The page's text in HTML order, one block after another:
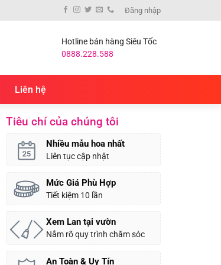
Đăng nhập
Hotline bán hàng Siêu Tốc
0888.228.588
Liên hệ
Tiêu chí của chúng tôi
Nhiều mẫu hoa nhất
Liên tục cập nhật
Mức Giá Phù Hợp
Tiết kiệm 10 lần
Xem Lan tại vườn
Nắm rõ quy trình chăm sóc
An Toàn & Uy Tín